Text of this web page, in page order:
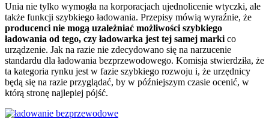
Unia nie tylko wymogła na korporacjach ujednolicenie wtyczki, ale
także funkcji szybkiego ładowania. Przepisy mówią wyraźnie, że
producenci nie mogą uzależniać możliwości szybkiego
ładowania od tego, czy ładowarka jest tej samej markico
urządzenie. Jak na razie nie zdecydowano się na narzucenie
standardu dla ładowania bezprzewodowego. Komisja stwierdziła, że
ta kategoria rynku jest w fazie szybkiego rozwoju i, że urzędnicy
będą się na razie przyglądać, by w późniejszym czasie ocenić, w
którą stronę najlepiej pójść.